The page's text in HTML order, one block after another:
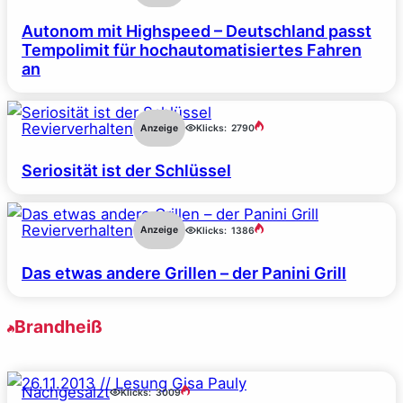
Autonom mit Highspeed – Deutschland passt
Tempolimit für hochautomatisiertes Fahren
an
Revierverhalten Anzeige Klicks: 2790
Seriosität ist der Schlüssel
Revierverhalten Anzeige Klicks: 1386
Das etwas andere Grillen – der Panini Grill
Brandheiß
Nachgesalzt Klicks: 3009